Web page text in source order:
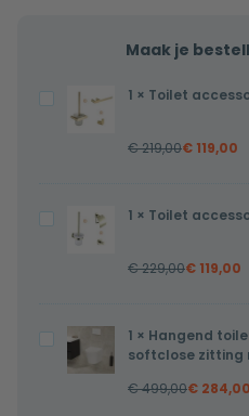
Maak je
Toilet
accessoires
goud
ovaal
1 × Toilet
€219,00€ 119,00
Toilet
accessoires
goud
rond
1 × Toilet
€229,00€ 119,00
Hangend
toilet
1 × Hangend
softclose zitting
€499,00€ 284,00